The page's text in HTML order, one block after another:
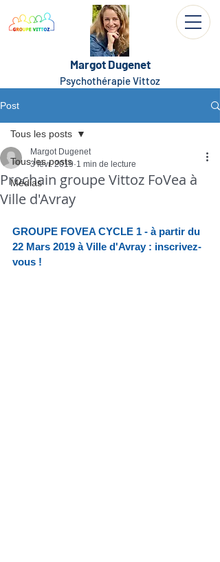
Margot Dugenet
Psychothérapie Vittoz
Post
Tous les posts
Médias
Tous les posts
Prochain groupe Vittoz FoVea à
Ville d'Avray
Margot Dugenet
3 févr. 2019 1 min de lecture
GROUPE FOVEA CYCLE 1 - à partir du
22 Mars 2019 à Ville d'Avray : inscrivez-
vous !